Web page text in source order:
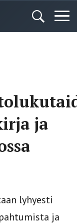
ja
lyhyesti
ja